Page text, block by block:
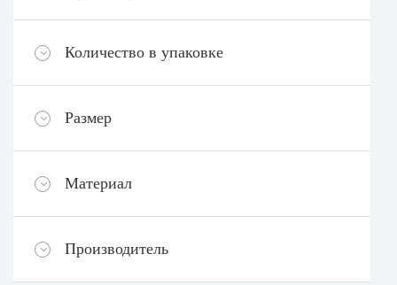
Количество в упаковке
Размер
Материал
Производитель